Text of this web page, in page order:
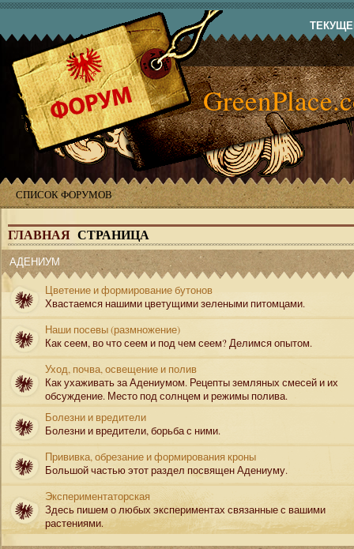
СПИСОК ФОРУМОВ
ГЛАВНАЯ СТРАНИЦА
АДЕНИУМ
Цветение и формирование бутонов
Хвастаемся нашими цветущими зелеными питомцами.
Наши посевы (размножение)
Как сеем, во что сеем и под чем сеем? Делимся опытом.
Уход, почва, освещение и полив
Как ухаживать за Адениумом. Рецепты земляных смесей и их
обсуждение. Место под солнцем и режимы полива.
Болезни и вредители
Болезни и вредители, борьба с ними.
Прививка, обрезание и формирования кроны
Большой частью этот раздел посвящен Адениуму.
Экспериментаторская
Здесь пишем о любых экспериментах связанные с вашими
растениями.